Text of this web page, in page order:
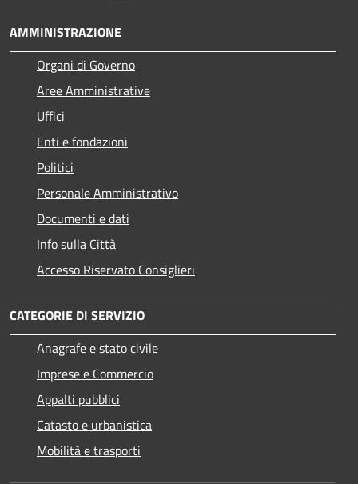
AMMINISTRAZIONE
Organi di Governo
Aree Amministrative
Uffici
Enti e fondazioni
Politici
Personale Amministrativo
Documenti e dati
Info sulla Città
Accesso Riservato Consiglieri
CATEGORIE DI SERVIZIO
Anagrafe e stato civile
Imprese e Commercio
Appalti pubblici
Catasto e urbanistica
Mobilità e trasporti